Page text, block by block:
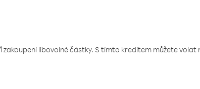
libovolné částky. S tímto kreditem můžete volat